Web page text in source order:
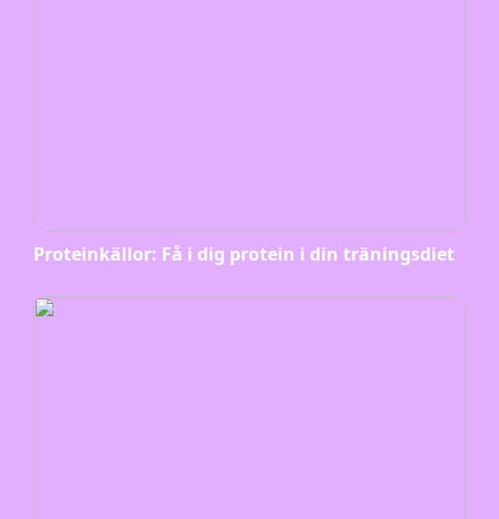
Proteinkällor: Få i dig protein i din träningsdiet